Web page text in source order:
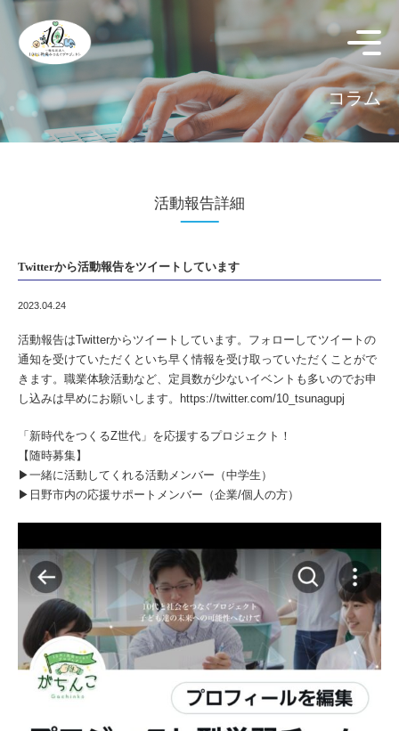
コラム
活動報告詳細
Twitterから活動報告をツイートしています
2023.04.24
活動報告はTwitterからツイートしています。フォローしてツイートの
通知を受けていただくといち早く情報を受け取っていただくことがで
きます。職業体験活動など、定員数が少ないイベントも多いのでお申
し込みは早めにお願いします。 https://twitter.com/10_tsunagupj
「新時代をつくるZ世代」を応援するプロジェクト！
【随時募集】
▶一緒に活動してくれる活動メンバー（中学生）
▶日野市内の応援サポートメンバー（企業/個人の方）